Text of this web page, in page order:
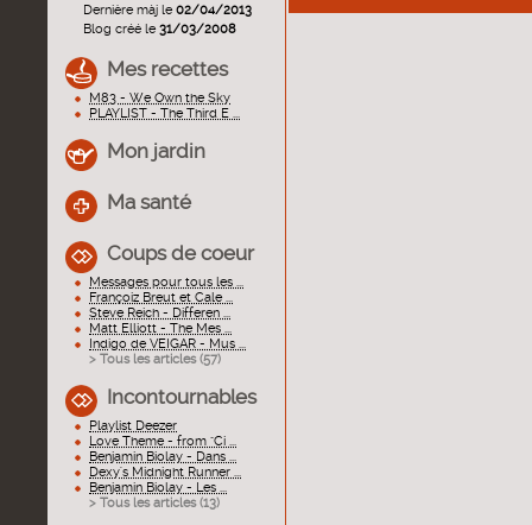
Dernière màj le02/04/2013
Blog créé le31/03/2008
Mes recettes
M83 - We Own the Sky
PLAYLIST - The Third E ...
Mon jardin
Ma santé
Coups de coeur
Messages pour tous les ...
Françoiz Breut et Cale ...
Steve Reich - Differen ...
Matt Elliott - The Mes ...
Indigo de VEIGAR - Mus ...
> Tous les articles (57)
Incontournables
Playlist Deezer
Love Theme - from "Ci ...
Benjamin Biolay - Dans ...
Dexy's Midnight Runner ...
Benjamin Biolay - Les ...
> Tous les articles (13)